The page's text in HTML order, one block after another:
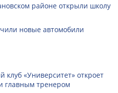
районе открыли школу
новые автомобили
клуб «Университет» откроет
главным тренером